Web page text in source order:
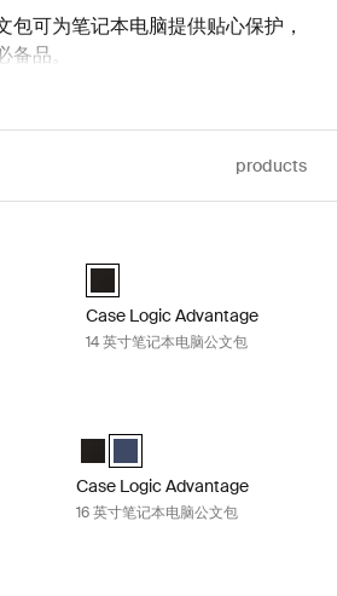
包可为笔记本电脑提供贴心保护，
品。
products
Attaché 黑色 (selected)
Case Logic Advantage 14"
Case Logic Advantage
14 英寸笔记本电脑公文包
Attaché 黑色 (selected)
16" Attaché Dark Blue
Case Logic Advantage 16"
Case Logic Advantage 16"
Case Logic Advantage
16 英寸笔记本电脑公文包